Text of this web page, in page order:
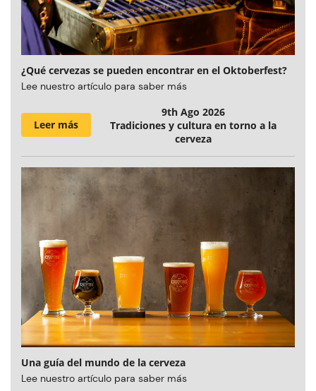
¿Qué cervezas se pueden encontrar en el Oktoberfest?
Lee nuestro artículo para saber más
Leer más
9th Ago 2026
Tradiciones y cultura en torno a la
cerveza
Una guía del mundo de la cerveza
Lee nuestro artículo para saber más